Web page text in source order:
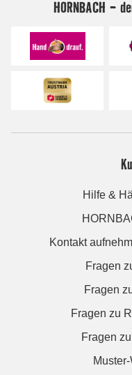
HORNBACH -
Hilfe &
Kontakt
Fragen
Fragen
Fragen zu
Fragen